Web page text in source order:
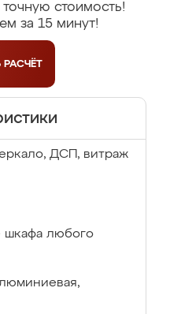
стоимость!
за 15 минут!
РАСЧЁТ
ДСП, витраж
шкафа любого